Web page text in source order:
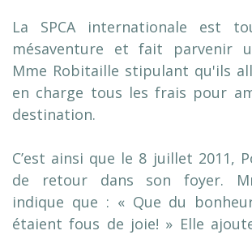
La SPCA internationale est
mésaventure et fait parvenir
Mme Robitaille stipulant qu'ils
en charge tous les frais pour
destination.
C’est ainsi que le 8 juillet 2011,
de retour dans son foyer.
indique que : « Que du
étaient fous de joie! » Elle